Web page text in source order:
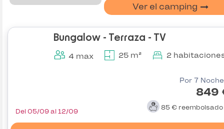
Ver el camping
Bungalow - Terraza - TV
4 max 25 m² 2
Por 7
849
85 € reembolsado
Del 05/09 al 12/09